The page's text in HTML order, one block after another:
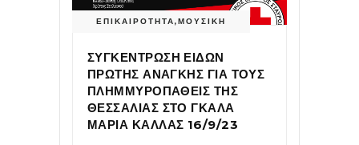
ΕΠΙΚΑΙΡΟΤΗΤΑ,ΜΟΥΣΙΚΗ
ΣΥΓΚΕΝΤΡΩΣΗ ΕΙΔΩΝ
ΠΡΩΤΗΣ ΑΝΑΓΚΗΣ ΓΙΑ ΤΟΥΣ
ΠΛΗΜΜΥΡΟΠΑΘΕΙΣ ΤΗΣ
ΘΕΣΣΑΛΙΑΣ ΣΤΟ ΓΚΑΛΑ
ΜΑΡΙΑ ΚΑΛΛΑΣ 16/9/23